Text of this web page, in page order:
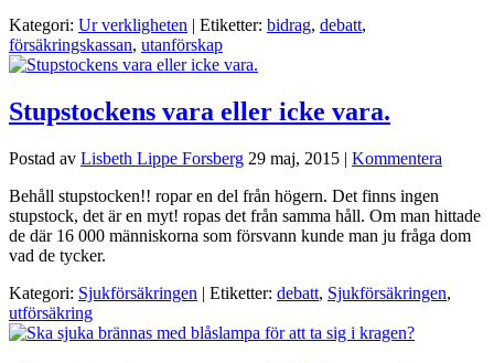
Kategori: Ur verkligheten | Etiketter: bidrag, debatt,
försäkringskassan, utanförskap
Stupstockens vara eller icke vara.
Postad av Lisbeth Lippe Forsberg 29 maj, 2015 | Kommentera
Behåll stupstocken!! ropar en del från högern. Det finns ingen
stupstock, det är en myt! ropas det från samma håll. Om man hittade
de där 16 000 människorna som försvann kunde man ju fråga dom
vad de tycker.
Kategori: Sjukförsäkringen | Etiketter: debatt, Sjukförsäkringen,
utförsäkring